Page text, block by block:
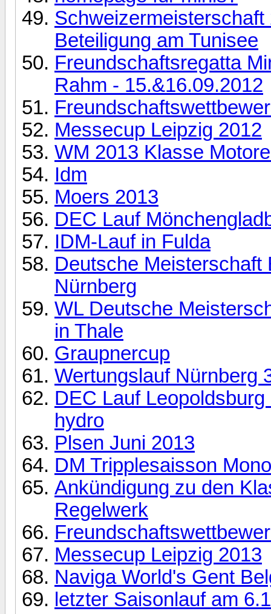
Beteiligung am Tunisee
Freundschaftsregatta
Rahm - 15.&16.09.2012
Messecup Leipzig 2012
WM 2013 Klasse
Idm
Moers 2013
DEC Lauf
IDM-Lauf in Fulda
Deutsche Meisterschaft
Nürnberg
WL Deutsche
in Thale
Graupnercup
Wertungslauf Nürnberg
DEC Lauf
hydro
Plsen Juni 2013
DM Tripplesaisson
Ankündigung zu den
Regelwerk
Messecup Leipzig 2013
Naviga World's Gent
letzter Saisonlauf am